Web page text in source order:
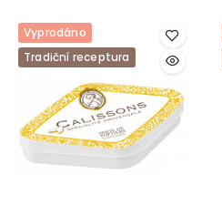
Vyprodáno
Tradiční receptura